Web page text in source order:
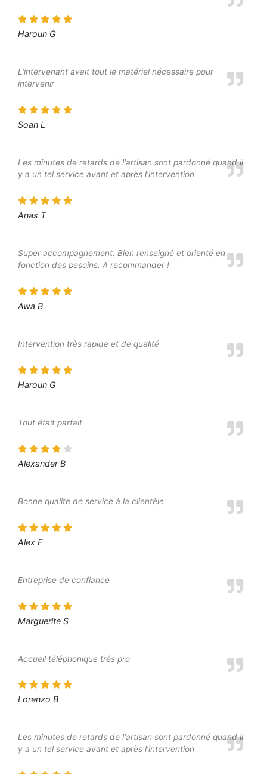
Haroun G
L'intervenant avait tout le matériel nécessaire pour
intervenir
Soan L
Les minutes de retards de l'artisan sont pardonné quand il
y a un tel service avant et après l'intervention
Anas T
Super accompagnement. Bien renseigné et orienté en
fonction des besoins. A recommander !
Awa B
Intervention très rapide et de qualité
Haroun G
Tout était parfait
Alexander B
Bonne qualité de service à la clientèle
Alex F
Entreprise de confiance
Marguerite S
Accueil téléphonique trés pro
Lorenzo B
Les minutes de retards de l'artisan sont pardonné quand il
y a un tel service avant et après l'intervention